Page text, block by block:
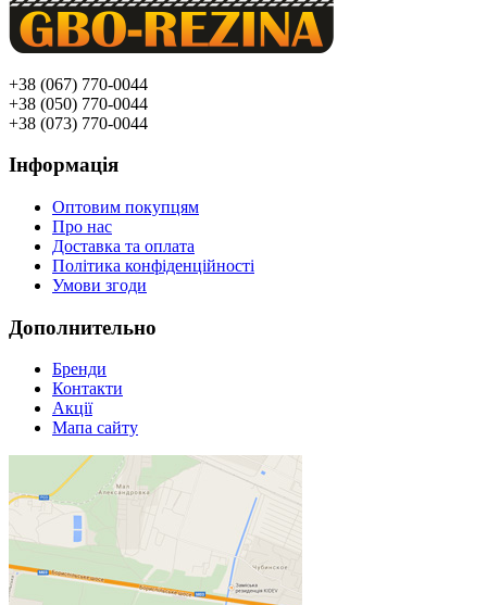
+38 (067) 770-0044
+38 (050) 770-0044
+38 (073) 770-0044
Інформація
Оптовим покупцям
Про нас
Доставка та оплата
Політика конфіденційності
Умови згоди
Дополнительно
Бренди
Контакти
Акції
Мапа сайту